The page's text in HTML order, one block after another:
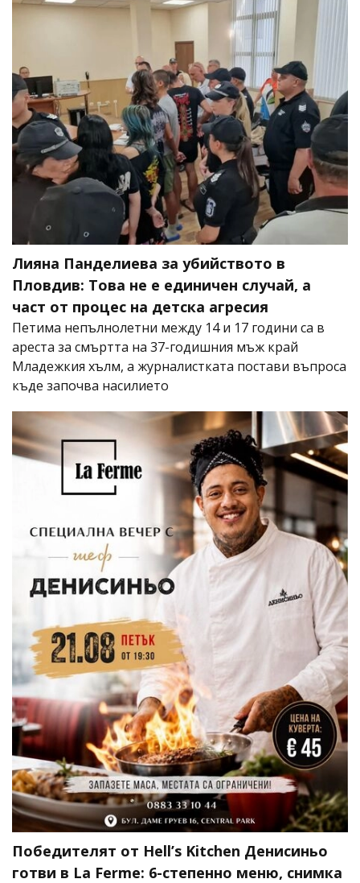
Лияна Панделиева за убийството в
Пловдив: Това не е единичен случай, а
част от процес на детска агресия
Петима непълнолетни между 14 и 17 години са в
ареста за смъртта на 37-годишния мъж край
Младежкия хълм, а журналистката постави въпроса
къде започва насилието
Победителят от Hell’s Kitchen Денисиньо
готви в La Ferme: 6-степенно меню, снимка